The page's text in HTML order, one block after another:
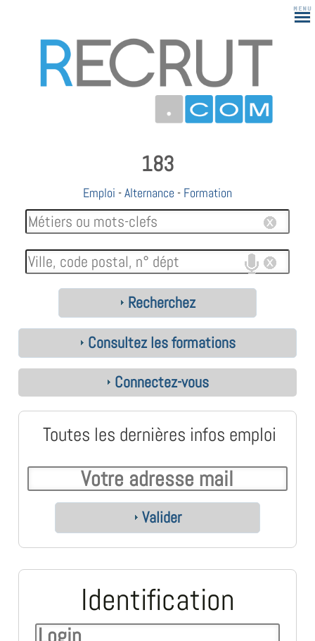
183
Emploi -Alternance - Formation
Recherchez
Consultez les formations
Connectez-vous
Toutes les dernières infos emploi
Valider
Identification